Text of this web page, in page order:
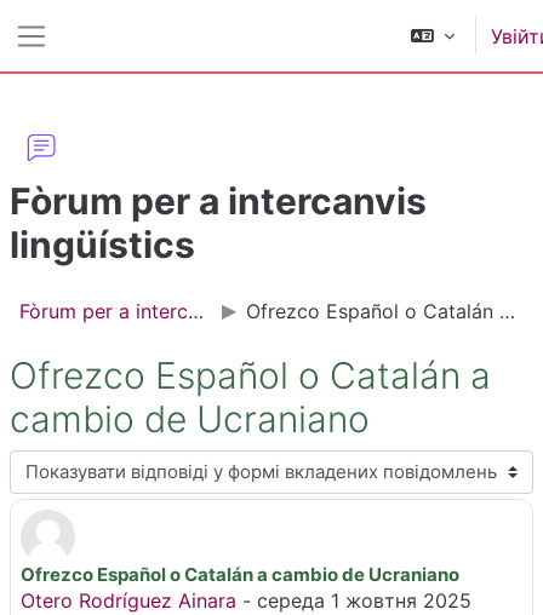
Fòrum per a intercanvis
lingüístics
Fòrum per a intercanvis lingüístics Ofrezco Español o Catalán a cambio de Ucraniano
Ofrezco Español o Catalán a
cambio de Ucraniano
Тип показу
Ofrezco Español o Catalán a cambio de Ucraniano
Otero Rodríguez Ainara - середа 1 жовтня 2025
Кількість відповідей: 0